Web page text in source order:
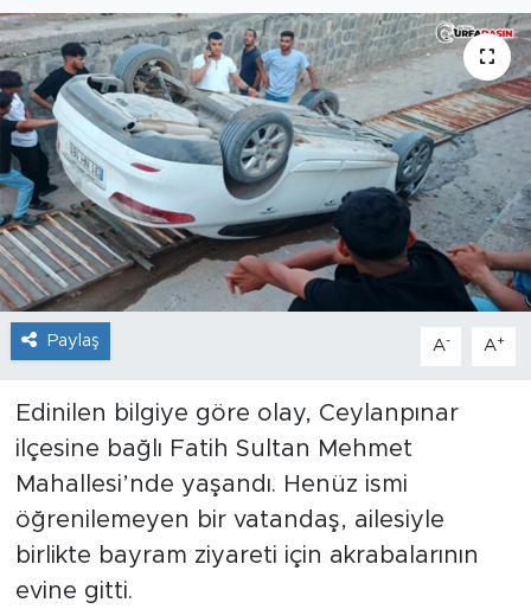
Paylaş A- A+
Edinilen bilgiye göre olay, Ceylanpınar
ilçesine bağlı Fatih Sultan Mehmet
Mahallesi’nde yaşandı. Henüz ismi
öğrenilemeyen bir vatandaş, ailesiyle
birlikte bayram ziyareti için akrabalarının
evine gitti.